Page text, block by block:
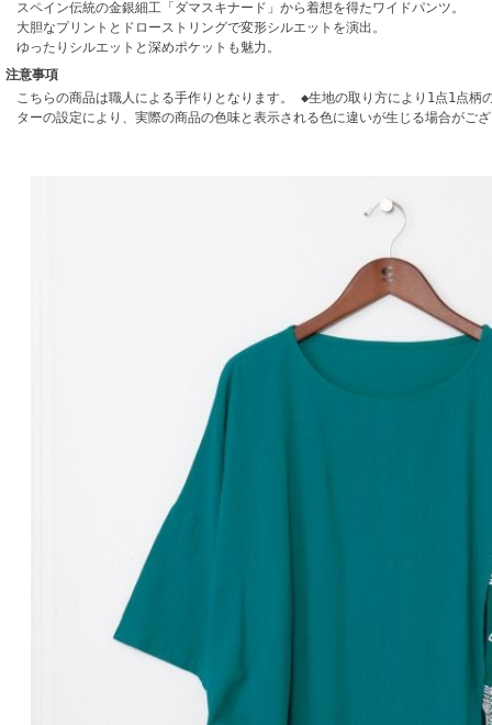
スペイン伝統の金銀細工「ダマスキナード」から着想を得たワイドパンツ。
大胆なプリントとドローストリングで変形シルエットを演出。
ゆったりシルエットと深めポケットも魅力。
注意事項
こちらの商品は職人による手作りとなります。 ◆生地の取り方により1点1点
ターの設定により、実際の商品の色味と表示される色に違いが生じる場合がご